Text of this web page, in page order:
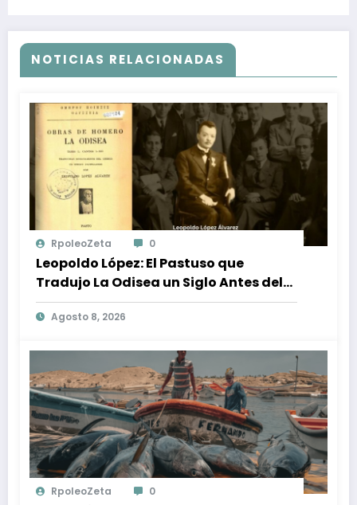
NOTICIAS RELACIONADAS
RpoleoZeta 0
Leopoldo López: El Pastuso que
Tradujo La Odisea un Siglo Antes del
Fenómeno Cinematográfico
Agosto 8, 2026
RpoleoZeta 0